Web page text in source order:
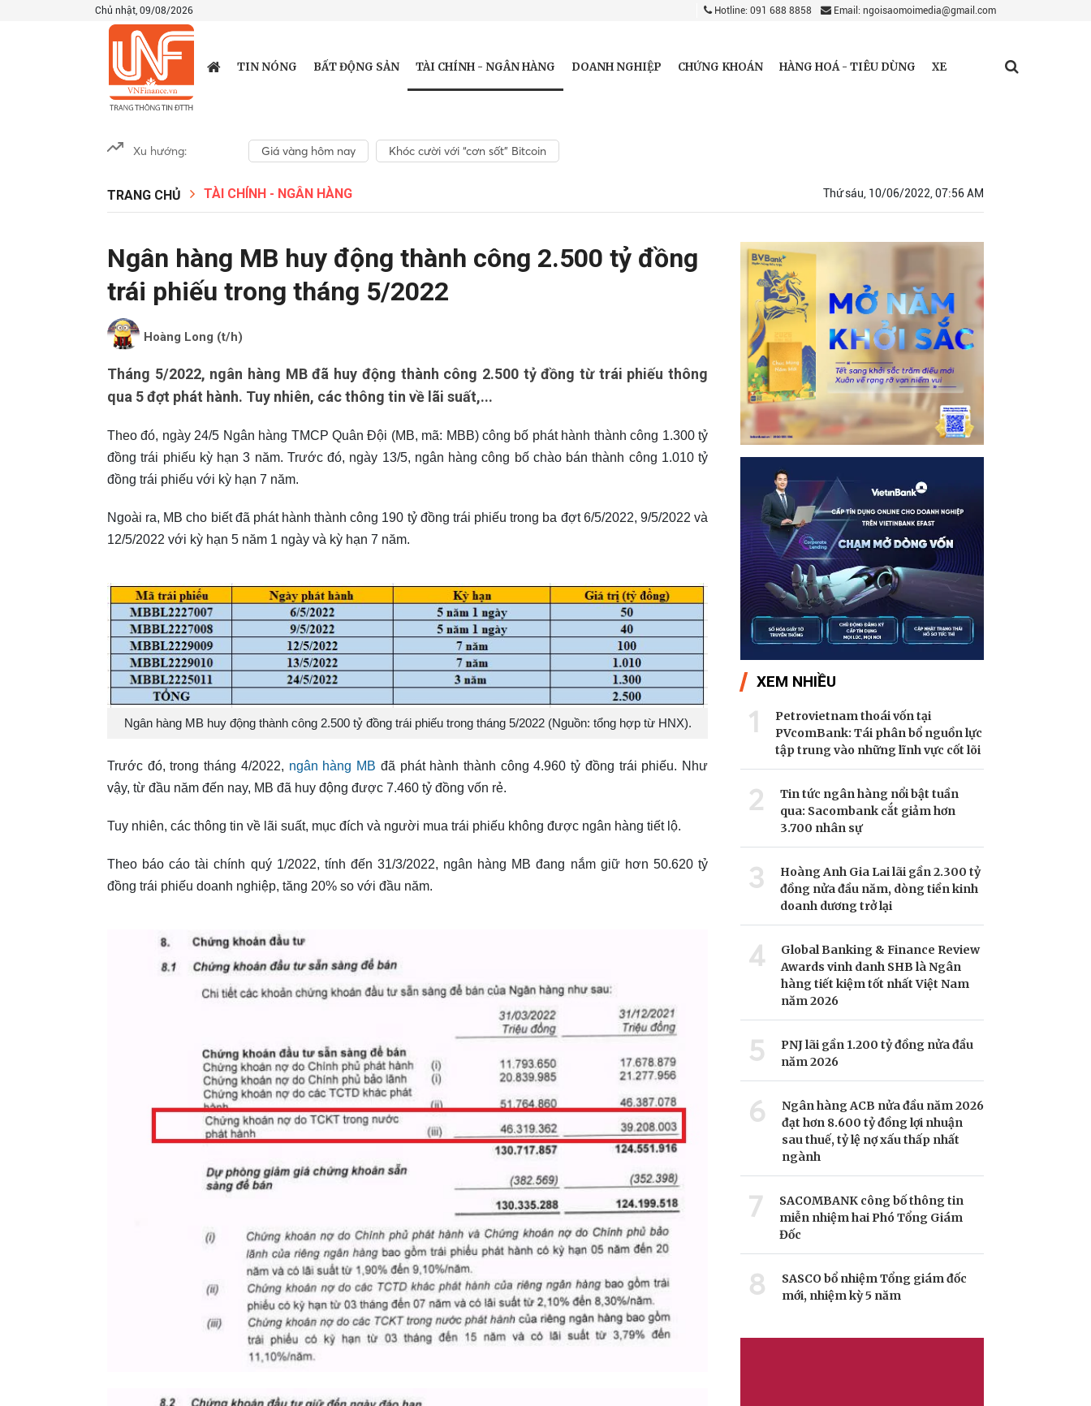
Chủ nhật, 09/08/2026 Hotline: 091 688 8858 Email: ngoisaomoimedia@gmail.com
TIN NÓNG BẤT ĐỘNG SẢN TÀI CHÍNH - NGÂN HÀNG DOANH NGHIỆP CHỨNG KHOÁN HÀNG HOÁ - TIÊU DÙNG XE
Xu hướng: Giá vàng hôm nay Khóc cười với “cơn sốt” Bitcoin
TRANG CHỦ TÀI CHÍNH - NGÂN HÀNG Thứ sáu, 10/06/2022, 07:56 AM
Ngân hàng MB huy động thành công 2.500 tỷ đồng
trái phiếu trong tháng 5/2022
Hoàng Long (t/h)
Tháng 5/2022, ngân hàng MB đã huy động thành công 2.500 tỷ đồng từ trái phiếu thông
qua 5 đợt phát hành. Tuy nhiên, các thông tin về lãi suất,...
Theo đó, ngày 24/5 Ngân hàng TMCP Quân Đội (MB, mã: MBB) công bố phát hành thành công 1.300 tỷ
đồng trái phiếu kỳ hạn 3 năm. Trước đó, ngày 13/5, ngân hàng công bố chào bán thành công 1.010 tỷ
đồng trái phiếu với kỳ hạn 7 năm.
Ngoài ra, MB cho biết đã phát hành thành công 190 tỷ đồng trái phiếu trong ba đợt 6/5/2022, 9/5/2022 và
12/5/2022 với kỳ hạn 5 năm 1 ngày và kỳ hạn 7 năm.
Ngân hàng MB huy động thành công 2.500 tỷ đồng trái phiếu trong tháng 5/2022 (Nguồn: tổng hợp từ HNX).
Trước đó, trong tháng 4/2022, ngân hàng MB đã phát hành thành công 4.960 tỷ đồng trái phiếu. Như
vậy, từ đầu năm đến nay, MB đã huy động được 7.460 tỷ đồng vốn rẻ.
Tuy nhiên, các thông tin về lãi suất, mục đích và người mua trái phiếu không được ngân hàng tiết lộ.
Theo báo cáo tài chính quý 1/2022, tính đến 31/3/2022, ngân hàng MB đang nắm giữ hơn 50.620 tỷ
đồng trái phiếu doanh nghiệp, tăng 20% so với đầu năm.
XEM NHIỀU
1
Petrovietnam thoái vốn tại
PVcomBank: Tái phân bổ nguồn lực
tập trung vào những lĩnh vực cốt lõi
2
Tin tức ngân hàng nổi bật tuần
qua: Sacombank cắt giảm hơn
3.700 nhân sự
3
Hoàng Anh Gia Lai lãi gần 2.300 tỷ
đồng nửa đầu năm, dòng tiền kinh
doanh dương trở lại
4
Global Banking & Finance Review
Awards vinh danh SHB là Ngân
hàng tiết kiệm tốt nhất Việt Nam
năm 2026
5
PNJ lãi gần 1.200 tỷ đồng nửa đầu
năm 2026
6
Ngân hàng ACB nửa đầu năm 2026
đạt hơn 8.600 tỷ đồng lợi nhuận
sau thuế, tỷ lệ nợ xấu thấp nhất
ngành
7
SACOMBANK công bố thông tin
miễn nhiệm hai Phó Tổng Giám
Đốc
8
SASCO bổ nhiệm Tổng giám đốc
mới, nhiệm kỳ 5 năm